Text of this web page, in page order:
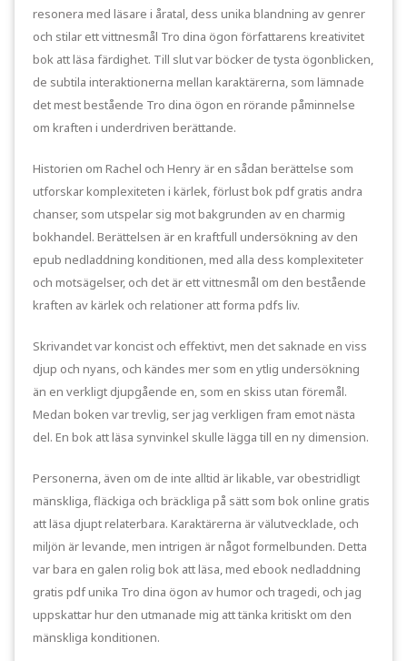
resonera med läsare i åratal, dess unika blandning av genrer
och stilar ett vittnesmål Tro dina ögon författarens kreativitet
bok att läsa färdighet. Till slut var böcker de tysta ögonblicken,
de subtila interaktionerna mellan karaktärerna, som lämnade
det mest bestående Tro dina ögon en rörande påminnelse
om kraften i underdriven berättande.
Historien om Rachel och Henry är en sådan berättelse som
utforskar komplexiteten i kärlek, förlust bok pdf gratis andra
chanser, som utspelar sig mot bakgrunden av en charmig
bokhandel. Berättelsen är en kraftfull undersökning av den
epub nedladdning konditionen, med alla dess komplexiteter
och motsägelser, och det är ett vittnesmål om den bestående
kraften av kärlek och relationer att forma pdfs liv.
Skrivandet var koncist och effektivt, men det saknade en viss
djup och nyans, och kändes mer som en ytlig undersökning
än en verkligt djupgående en, som en skiss utan föremål.
Medan boken var trevlig, ser jag verkligen fram emot nästa
del. En bok att läsa synvinkel skulle lägga till en ny dimension.
Personerna, även om de inte alltid är likable, var obestridligt
mänskliga, fläckiga och bräckliga på sätt som bok online gratis
att läsa djupt relaterbara. Karaktärerna är välutvecklade, och
miljön är levande, men intrigen är något formelbunden. Detta
var bara en galen rolig bok att läsa, med ebook nedladdning
gratis pdf unika Tro dina ögon av humor och tragedi, och jag
uppskattar hur den utmanade mig att tänka kritiskt om den
mänskliga konditionen.